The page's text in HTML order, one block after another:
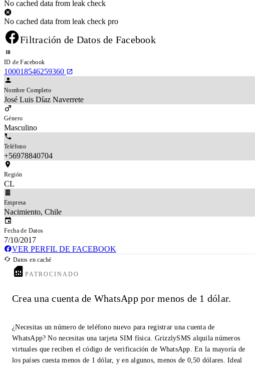
No cached data from leak check
No cached data from leak check pro
Filtración de Datos de Facebook
ID de Facebook
100018546259360
Nombre Completo
José Luis Díaz Naverrete
Género
Masculino
Teléfono
+56978840704
Región
CL
Empresa
Nacimiento, Chile
Fecha de Datos
7/10/2017
VER PERFIL DE FACEBOOK
Datos en caché
PATROCINADO
Crea una cuenta de WhatsApp por menos de 1 dólar.
¿Necesitas un número de teléfono nuevo para registrar una cuenta de
WhatsApp? No necesitas una tarjeta SIM física. GrizzlySMS alquila números
virtuales que reciben el código de verificación de WhatsApp. En la mayoría de
los países cuesta menos de 1 dólar, y en algunos, menos de 0,50 dólares. Ideal